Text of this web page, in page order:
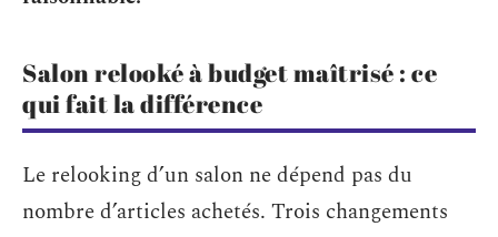
Salon relooké à budget maîtrisé : ce
qui fait la différence
Le relooking d’un salon ne dépend pas du
nombre d’articles achetés. Trois changements